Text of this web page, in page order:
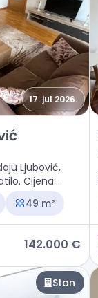
17. jul 2026.
Ljubović
Ljubović,
Cijena:
49 m²
142.000 €
Stan